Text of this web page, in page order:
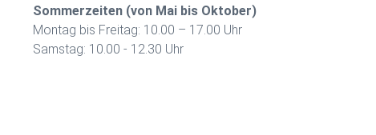
Sommerzeiten (von Mai bis Oktober)
Montag bis Freitag: 10.00 – 17.00 Uhr
Samstag: 10.00 - 12.30 Uhr